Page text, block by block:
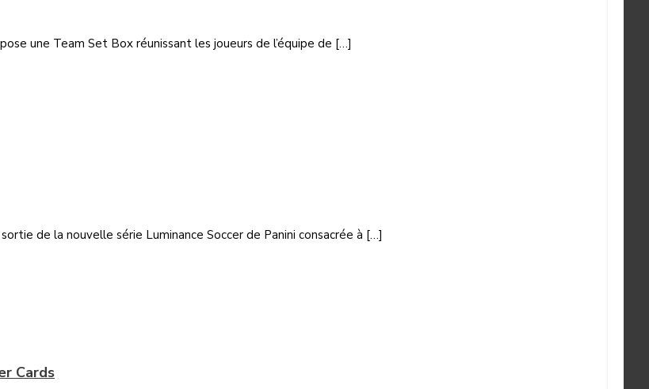
une Team Set Box réunissant les joueurs de l’équipe de […]
de la nouvelle série Luminance Soccer de Panini consacrée à […]
Cards